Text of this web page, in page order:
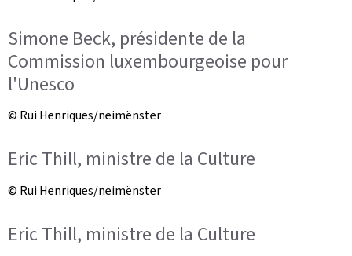
Simone Beck, présidente de la
Commission luxembourgeoise pour
l'Unesco
© Rui Henriques/neimënster
Eric Thill, ministre de la Culture
© Rui Henriques/neimënster
Eric Thill, ministre de la Culture